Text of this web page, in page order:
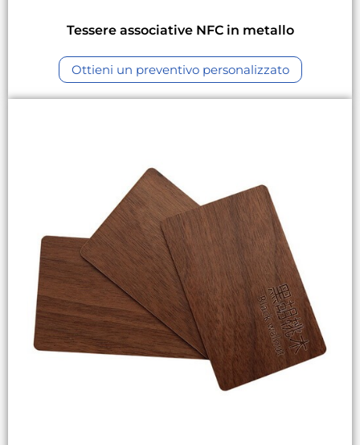
Tessere associative NFC in metallo
Ottieni un preventivo personalizzato